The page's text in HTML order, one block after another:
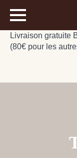
Livraison gratuite
(80€ pour les